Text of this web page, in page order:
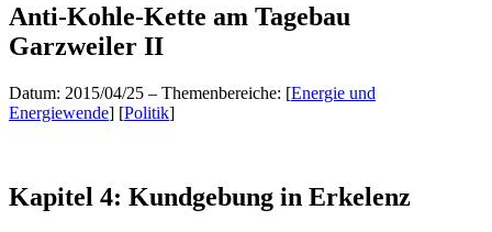
Anti-Kohle-Kette am Tagebau
Garzweiler II
Datum: 2015/04/25 – Themenbereiche: [Energie und
Energiewende] [Politik]
Kapitel 4: Kundgebung in Erkelenz